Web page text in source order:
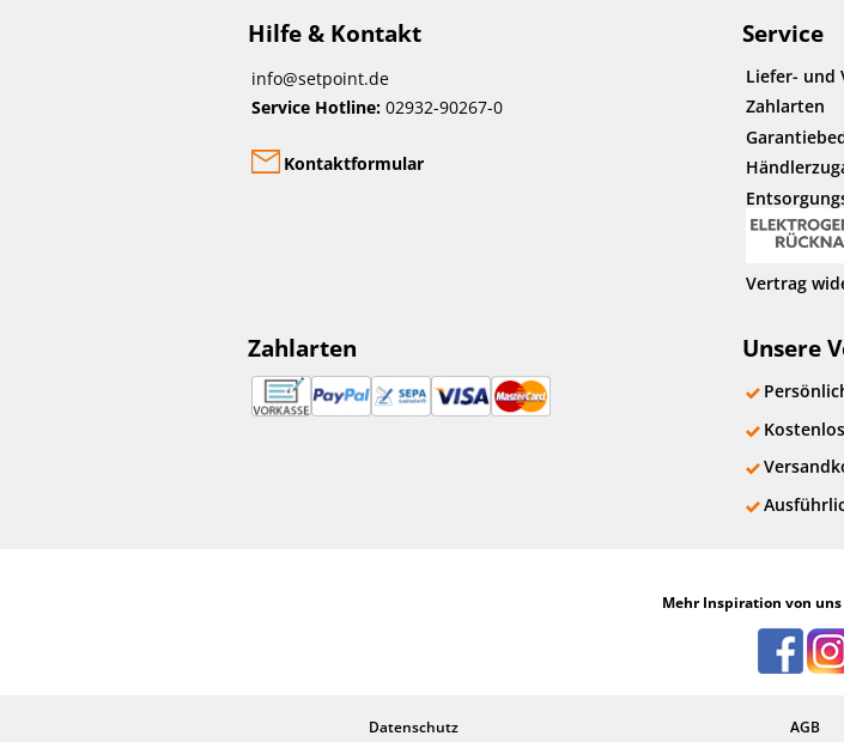
Hilfe & Kontakt
info@setpoint.de
Service Hotline: 02932-90267-0
Kontaktformular
Service
Liefer- und
Zahlarten
Vertrag
Zahlarten Unsere
Mehr Inspiration von
Datenschutz AGB